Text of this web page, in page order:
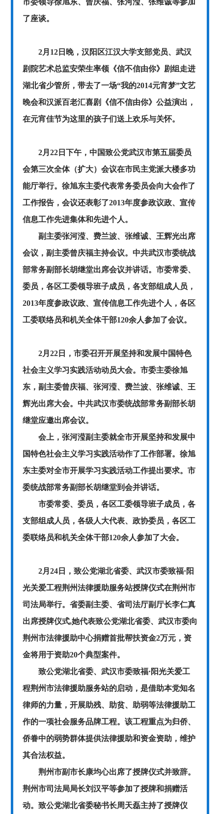
市委领导徐旭东、曾庆福、张河滢、张维诚等参加
了座谈。
2月12日晚，汉阳区江汉大学支部党员、武汉
剧院艺术总监安荣生率领《信不信由你》剧组走进
湖北省少管所，带去了一场“我的2014元宵梦”文艺
晚会和汉派百老汇喜剧《信不信由你》公益演出，
在元宵佳节为这里的孩子们送上欢乐与关怀。
2月22日下午，中国致公党武汉市第五届委员
会第三次全体（扩大）会议在市民主党派大楼多功
能厅举行。徐旭东主委代表常务委员会向大会作了
工作报告，会议还表彰了2013年度参政议政、宣传
信息工作先进集体和先进个人。
副主委张河滢、费兰波、张维诚、王辉光出席
会议，副主委曾庆福主持会议。中共武汉市委统战
部常务副部长胡继堂出席会议并讲话。市委常委、
委员，各区工委领导班子成员，各支部组成人员，
2013年度参政议政、宣传信息工作先进个人，各区
工委联络员和机关全体干部120余人参加了会议。
2月22日，市委召开开展坚持和发展中国特色
社会主义学习实践活动动员大会。市委主委徐旭
东，副主委曾庆福、张河滢、费兰波、张维诚、王
辉光出席大会。中共武汉市委统战部常务副部长胡
继堂应邀出席会议。
会上，张河滢副主委就全市开展坚持和发展中
国特色社会主义学习实践活动作了工作部署。徐旭
东主委对全市开展学习实践活动工作提出要求。市
委统战部常务副部长胡继堂到会并讲话。
市委常委、委员，各区工委领导班子成员，各
支部组成人员，各级人大代表、政协委员，各区工
委联络员和机关全体干部120余人参加了大会。
2月24日，致公党湖北省委、武汉市委致福·阳
光关爱工程荆州法律援助服务站授牌仪式在荆州市
司法局举行。省委副主委、省司法厅副厅长李仁真
出席授牌仪式,她代表致公党湖北省委、武汉市委向
荆州市法律援助中心捐赠首批帮扶资金2万元，资
金将用于资助20个典型案件。
致公党湖北省委、武汉市委致福·阳光关爱工
程荆州市法律援助服务站的启动，是借助本党知名
律师的力量，开展助残、助贫、助弱等法律援助工
作的一项社会服务品牌工程。该工程重点为归侨、
侨眷中的弱势群体提供法律援助和资金资助，维护
其合法权益。
荆州市副市长康均心出席了授牌仪式并致辞。
荆州市司法局局长刘汉平等参加了授牌和捐赠活
动。致公党湖北省委秘书长周天磊主持了授牌仪